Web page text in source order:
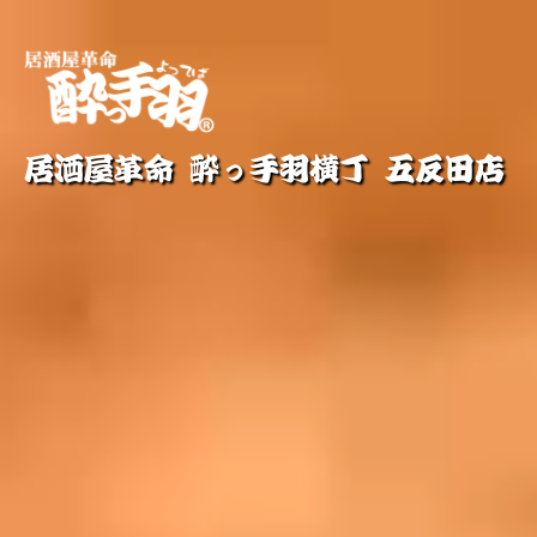
居酒屋革命 酔っ手羽横丁 五反田店